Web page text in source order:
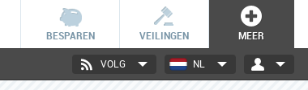
BESPAREN VEILINGEN MEER
NL
VOLG